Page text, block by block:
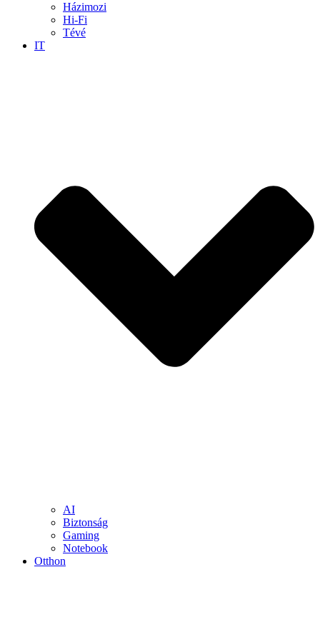
Házimozi
Hi-Fi
Tévé
IT
AI
Biztonság
Gaming
Notebook
Otthon